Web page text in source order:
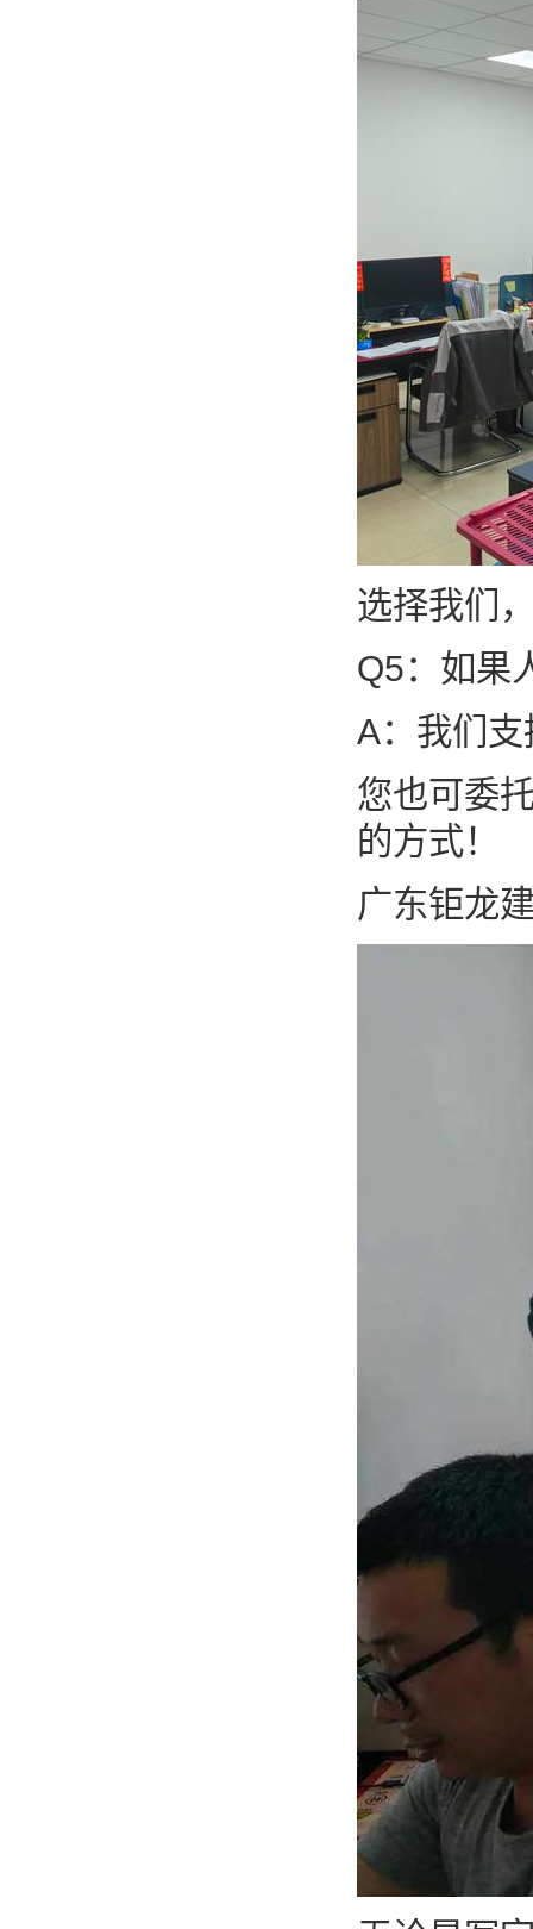
选择我们
Q5：如果
A：我们
您也可委
的方式！
广东钜龙